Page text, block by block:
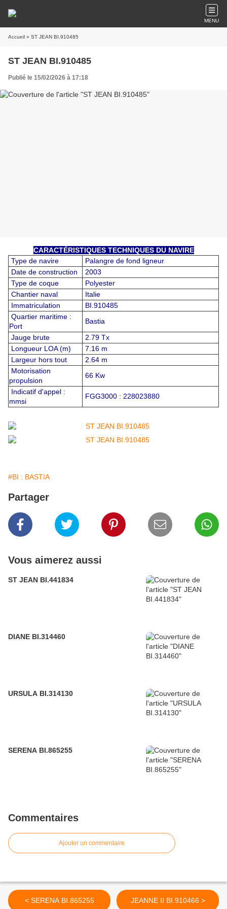
MENU
Accueil » ST JEAN BI.910485
ST JEAN BI.910485
Publié le 15/02/2026 à 17:18
CARACTÉRISTIQUES TECHNIQUES DU NAVIRE
Type de navire
Palangre de fond ligneur
Date de construction
2003
Type de coque
Polyester
Chantier naval
Italie
Immatriculation
BI.910485
Quartier maritime :
Port
Bastia
Jauge brute
2.79 Tx
Longueur LOA (m)
7.16 m
Largeur hors tout
2.64 m
Motorisation
propulsion
66 Kw
Indicatif d'appel :
mmsi
FGG3000 : 228023880
#BI : BASTIA
Partager
Vous aimerez aussi
ST JEAN BI.441834
DIANE BI.314460
URSULA BI.314130
SERENA BI.865255
Commentaires
Ajouter un commentaire
< SERENA BI.865255 JEANNE II BI.910466 >